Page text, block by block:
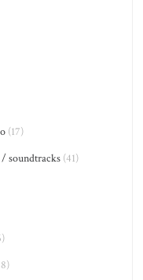
(17)
/ soundtracks(41)